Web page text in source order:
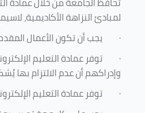
لمبادئ النزاهة الأكاديمية،
· يجب أن تكون الأعمال
· توفر عمادة التعليم
وإدراكهم أن عدم الالتزام
· توفر عمادة التعليم